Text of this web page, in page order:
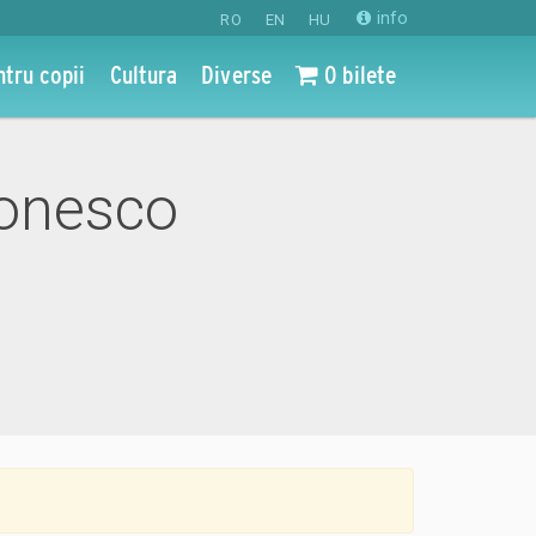
RO EN HU info
copii Cultura Diverse 0 bilete